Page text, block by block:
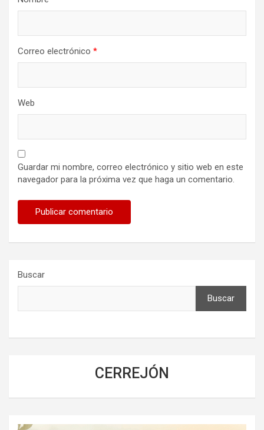
Correo electrónico *
Web
Guardar mi nombre, correo electrónico y sitio web en este
navegador para la próxima vez que haga un comentario.
Buscar
Buscar
CERREJÓN